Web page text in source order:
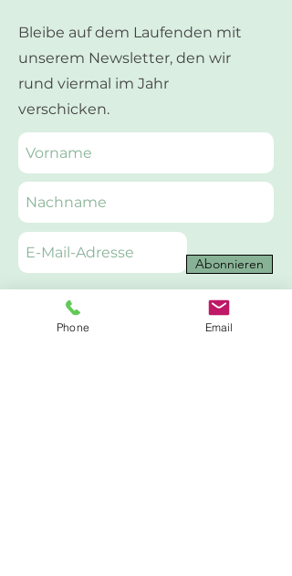
Bleibe auf dem Laufenden mit
unserem Newsletter, den wir
rund viermal im Jahr
verschicken.
Abonnieren
Phone Email